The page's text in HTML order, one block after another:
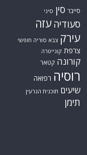
סייבר סין סיני
סעודיה עזה
עירק צבא סוריה חופשי
צרפת קונייטרה
קורונה קטאר
רוסיה רפואה
שיעים תוכנית הגרעין
תימן